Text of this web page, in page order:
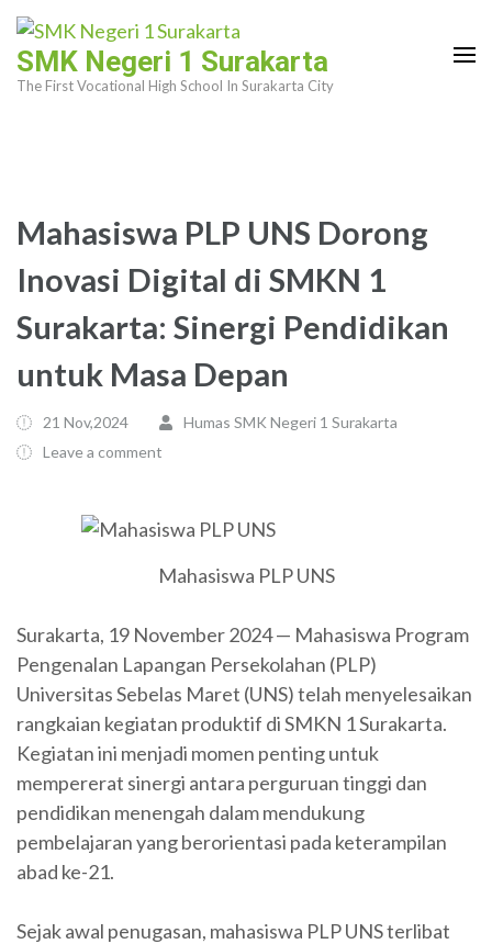
Skip
content
SMK Negeri 1 Surakarta
The First Vocational High School In Surakarta City
Mahasiswa PLP UNS Dorong
Inovasi Digital di SMKN 1
Surakarta: Sinergi Pendidikan
untuk Masa Depan
21 Nov,2024
Humas SMK Negeri 1 Surakarta
Leave a comment
Mahasiswa PLP UNS
Surakarta, 19 November 2024 — Mahasiswa Program
Pengenalan Lapangan Persekolahan (PLP)
Universitas Sebelas Maret (UNS) telah menyelesaikan
rangkaian kegiatan produktif di SMKN 1 Surakarta.
Kegiatan ini menjadi momen penting untuk
mempererat sinergi antara perguruan tinggi dan
pendidikan menengah dalam mendukung
pembelajaran yang berorientasi pada keterampilan
abad ke-21.
Sejak awal penugasan, mahasiswa PLP UNS terlibat